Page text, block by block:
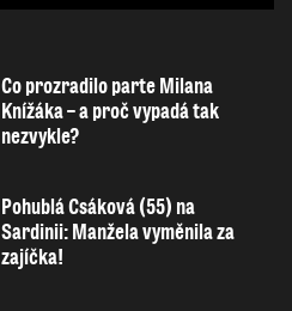
Co prozradilo parte Milana
Knížáka – a proč vypadá tak
nezvykle?
Pohublá Csáková (55) na
Sardinii: Manžela vyměnila za
zajíčka!